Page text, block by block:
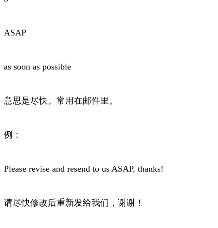
ASAP
as soon as possible
意思是尽快。常用在邮件里。
例：
Please revise and resend to us ASAP, thanks!
请尽快修改后重新发给我们，谢谢！